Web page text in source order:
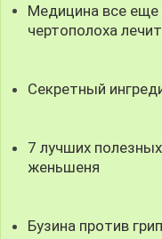
Медицина все
чертополоха
Секретный
7 лучших
женьшеня
Бузина против